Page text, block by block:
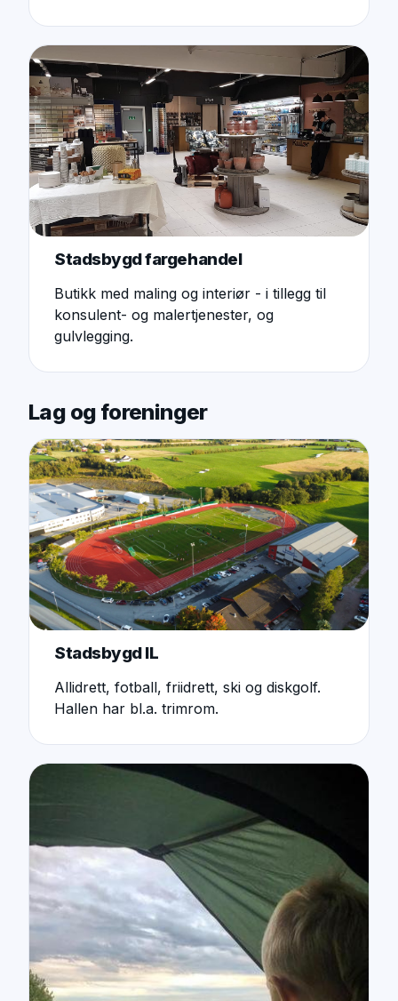
Stadsbygd fargehandel
Butikk med maling og interiør - i tillegg til
konsulent- og malertjenester, og
gulvlegging.
Lag og foreninger
Stadsbygd IL
Allidrett, fotball, friidrett, ski og diskgolf.
Hallen har bl.a. trimrom.